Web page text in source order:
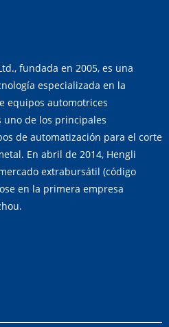
fundada en 2005, es una
especializada en la
equipos automotrices
uno de los principales
de automatización para el corte
En abril de 2014, Hengli
extrabursátil (código
en la primera empresa